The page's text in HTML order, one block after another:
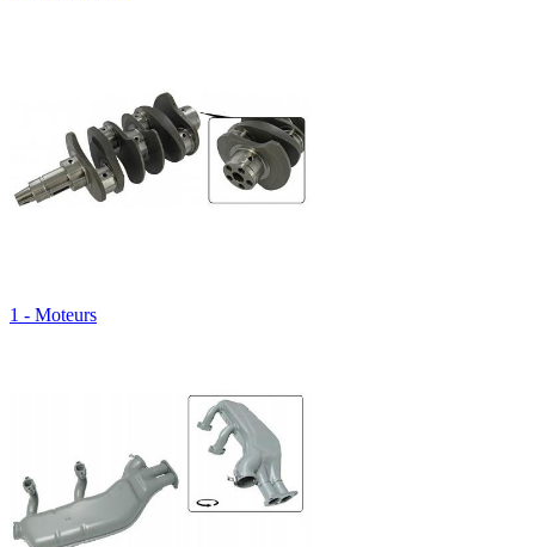
1 - Moteurs